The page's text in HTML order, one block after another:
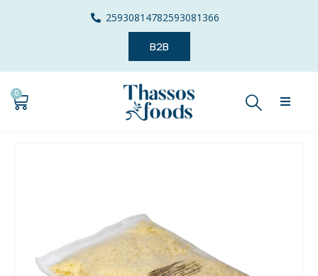
25930814782593081366
B2B
0